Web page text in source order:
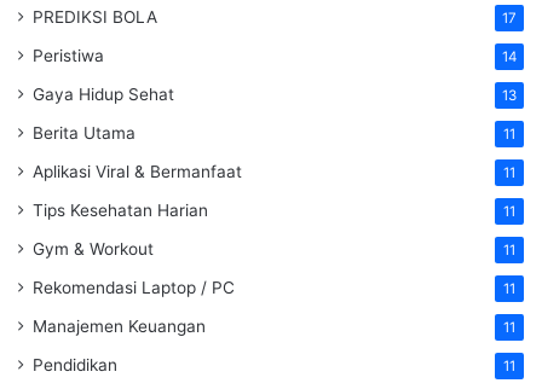
PREDIKSI BOLA 17
Peristiwa 14
Gaya Hidup Sehat 13
Berita Utama 11
Aplikasi Viral & Bermanfaat 11
Tips Kesehatan Harian 11
Gym & Workout 11
Rekomendasi Laptop / PC 11
Manajemen Keuangan 11
Pendidikan 11